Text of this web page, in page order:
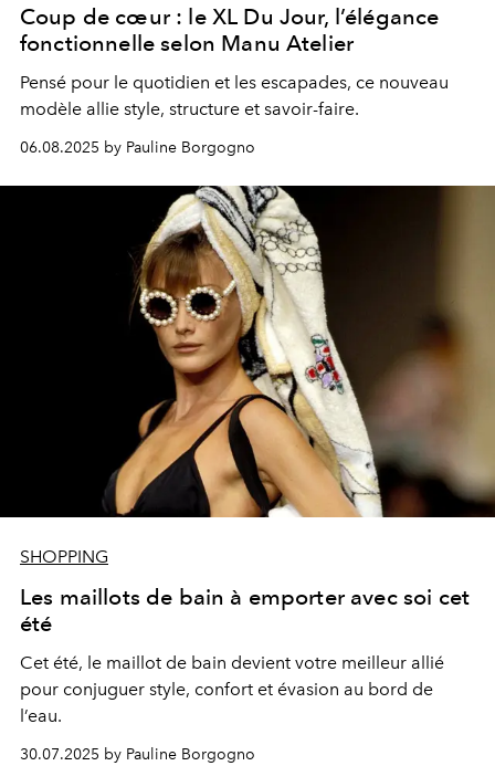
Coup de cœur : le XL Du Jour, l’élégance
fonctionnelle selon Manu Atelier
Pensé pour le quotidien et les escapades, ce nouveau
modèle allie style, structure et savoir-faire.
06.08.2025 by Pauline Borgogno
SHOPPING
Les maillots de bain à emporter avec soi cet
été
Cet été, le maillot de bain devient votre meilleur allié
pour conjuguer style, confort et évasion au bord de
l’eau.
30.07.2025 by Pauline Borgogno